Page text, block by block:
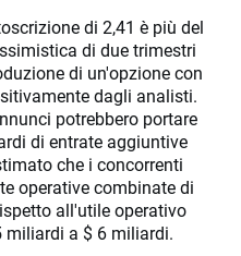
di 2,41 è più del
di due trimestri
di un'opzione con
dagli analisti.
potrebbero portare
di entrate aggiuntive
che i concorrenti
operative combinate di
all'utile operativo
miliardi a $ 6 miliardi.